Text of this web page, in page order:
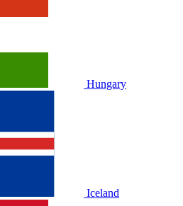
Hungary
Iceland